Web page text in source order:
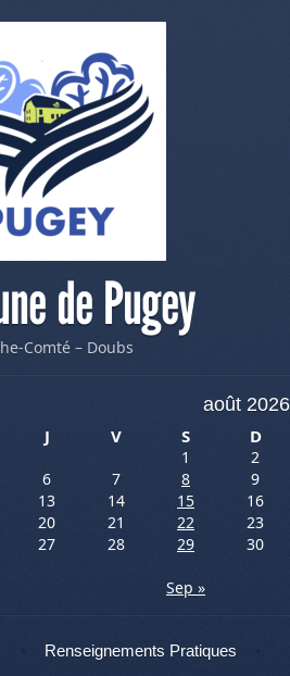
de Pugey
Comté – Doubs
août 2026
J V S D
1
2
6 7 8
9
13 14 15
16
20 21 22
23
27 28 29
30
Sep »
Renseignements Pratiques